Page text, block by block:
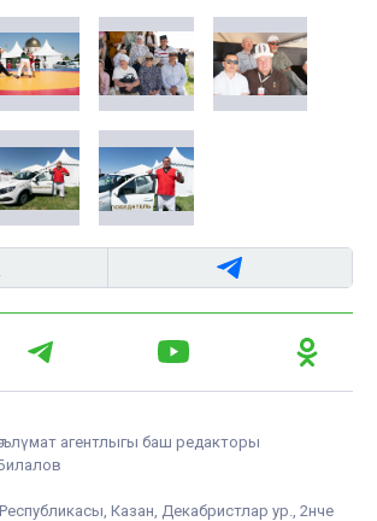
агентлыгы баш редакторы
Казан, Декабристлар ур., 2нче